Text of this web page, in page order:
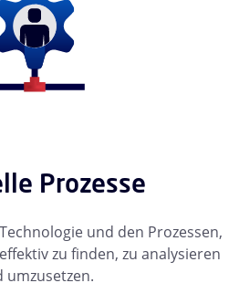
Prozesse
und den Prozessen,
zu finden, zu analysieren
umzusetzen.